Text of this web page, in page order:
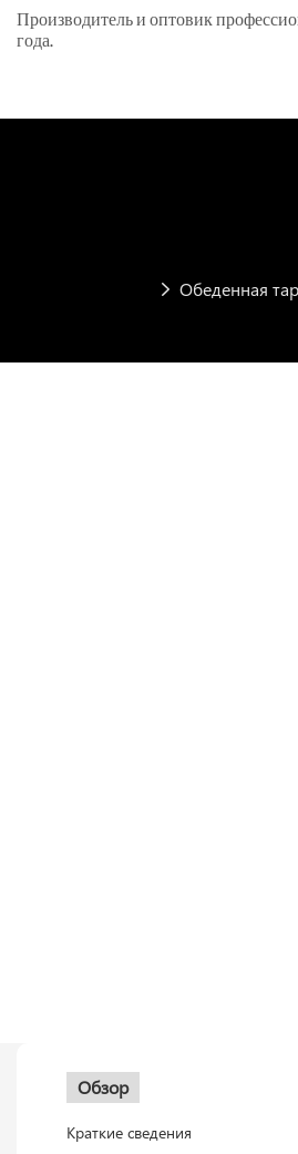
Производитель и оптовик
года.
Обеденная
Обзор
Краткие сведения